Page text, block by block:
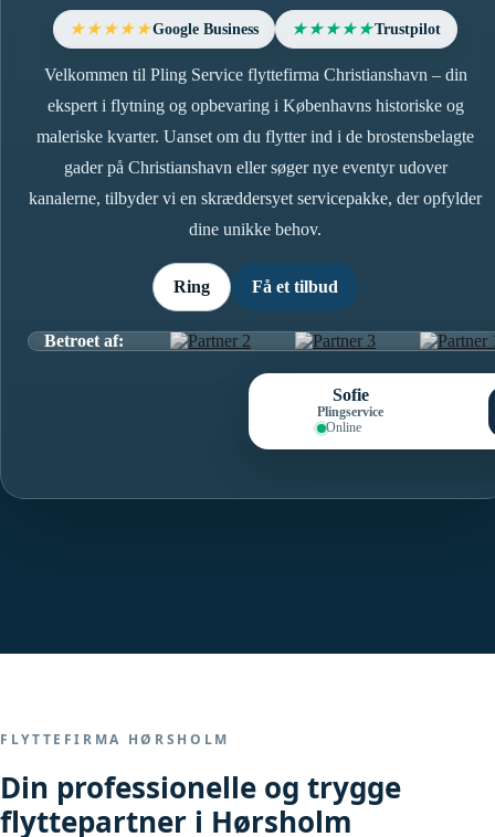
★★★★★Google Business ★★★★★Trustpilot
Velkommen til Pling Service flyttefirma Christianshavn – din
ekspert i flytning og opbevaring i Københavns historiske og
maleriske kvarter. Uanset om du flytter ind i de brostensbelagte
gader på Christianshavn eller søger nye eventyr udover
kanalerne, tilbyder vi en skræddersyet servicepakke, der opfylder
dine unikke behov.
Ring Få et tilbud
Betroet af:
Sofie
Plingservice
Online
FLYTTEFIRMA HØRSHOLM
Din professionelle og trygge
flyttepartner i Hørsholm